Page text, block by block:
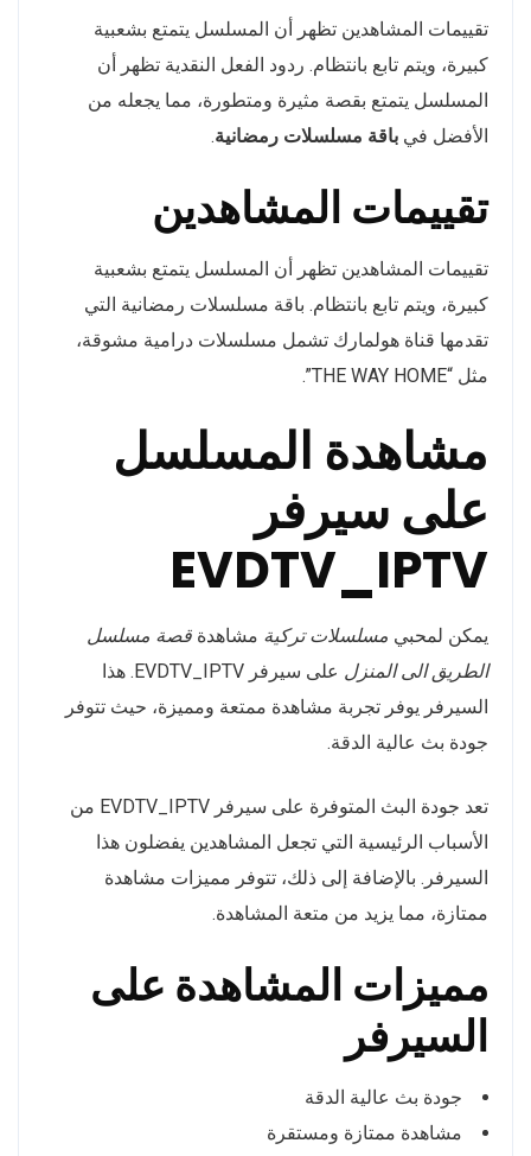
تقييمات المشاهدين تظهر أن المسلسل يتمتع بشعبية
كبيرة، ويتم تابع بانتظام. ردود الفعل النقدية تظهر أن
المسلسل يتمتع بقصة مثيرة ومتطورة، مما يجعله من
الأفضل في باقة مسلسلات رمضانية.
تقييمات المشاهدين
تقييمات المشاهدين تظهر أن المسلسل يتمتع بشعبية
كبيرة، ويتم تابع بانتظام. باقة مسلسلات رمضانية التي
تقدمها قناة هولمارك تشمل مسلسلات درامية مشوقة،
مثل “THE WAY HOME”.
مشاهدة المسلسل
على سيرفر
EVDTV_IPTV
يمكن لمحبي مسلسلات تركية مشاهدة قصة مسلسل
الطريق الى المنزل
على سيرفر EVDTV_IPTV. هذا
السيرفر يوفر تجربة مشاهدة ممتعة ومميزة، حيث تتوفر
جودة بث عالية الدقة.
تعد جودة البث المتوفرة على سيرفر EVDTV_IPTV من
الأسباب الرئيسية التي تجعل المشاهدين يفضلون هذا
السيرفر. بالإضافة إلى ذلك، تتوفر مميزات مشاهدة
ممتازة، مما يزيد من متعة المشاهدة.
مميزات المشاهدة على
السيرفر
جودة بث عالية الدقة
مشاهدة ممتازة ومستقرة